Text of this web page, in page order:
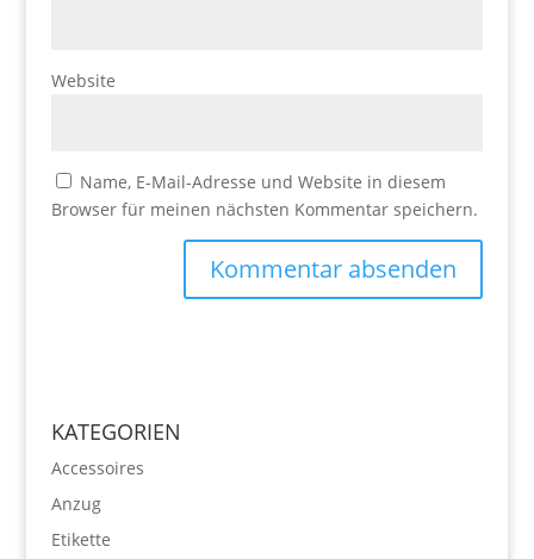
Website
Name, E-Mail-Adresse und Website in diesem
Browser für meinen nächsten Kommentar speichern.
KATEGORIEN
Accessoires
Anzug
Etikette